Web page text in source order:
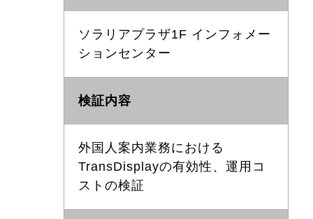
ソラリアプラザ1F インフォメー
ションセンター
検証内容
外国人案内業務における
TransDisplayの有効性、運用コ
ストの検証